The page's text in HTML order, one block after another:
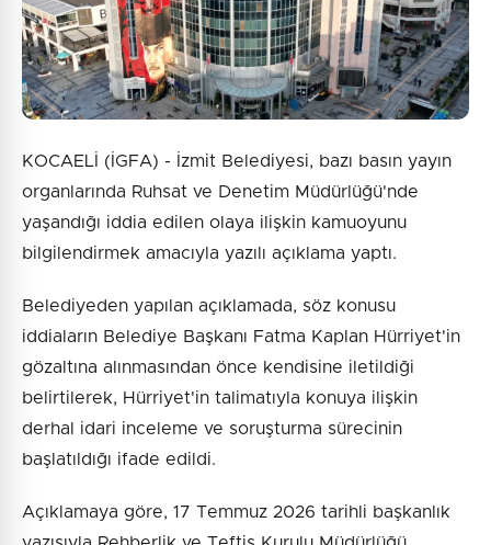
KOCAELİ (İGFA) - İzmit Belediyesi, bazı basın yayın
organlarında Ruhsat ve Denetim Müdürlüğü'nde
yaşandığı iddia edilen olaya ilişkin kamuoyunu
bilgilendirmek amacıyla yazılı açıklama yaptı.
Belediyeden yapılan açıklamada, söz konusu
iddiaların Belediye Başkanı Fatma Kaplan Hürriyet'in
gözaltına alınmasından önce kendisine iletildiği
belirtilerek, Hürriyet'in talimatıyla konuya ilişkin
derhal idari inceleme ve soruşturma sürecinin
başlatıldığı ifade edildi.
Açıklamaya göre, 17 Temmuz 2026 tarihli başkanlık